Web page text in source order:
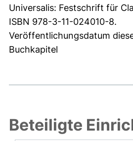
Universalis: Festschrift für
ISBN 978-3-11-024010-8.
Veröffentlichungsdatum
Buchkapitel
Beteiligte